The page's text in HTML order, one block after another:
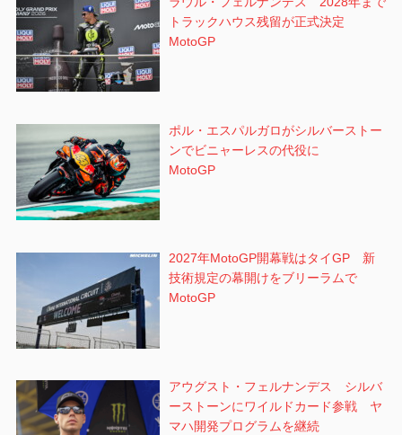
トラックハウス残留が正式決定
MotoGP
ポル・エスパルガロがシルバーストー
ンでビニャーレスの代役に
MotoGP
2027年MotoGP開幕戦はタイGP 新
技術規定の幕開けをブリーラムで
MotoGP
アウグスト・フェルナンデス シルバ
ーストーンにワイルドカード参戦 ヤ
マハ開発プログラムを継続